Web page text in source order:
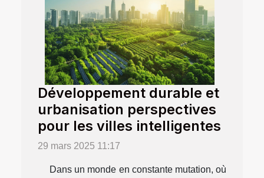
Développement durable et
urbanisation perspectives
pour les villes intelligentes
29 mars 2025 11:17
Dans un monde en constante mutation, où